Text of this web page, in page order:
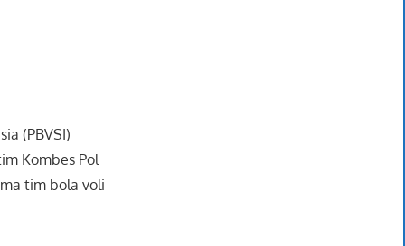
(PBVSI)
Kombes Pol
tim bola voli